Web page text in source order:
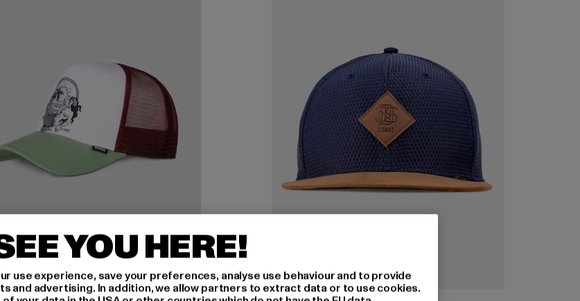
YOU HERE!
use experience, save your preferences, analyse use behaviour and to provide
and advertising. In addition, we allow partners to extract data or to use cookies.